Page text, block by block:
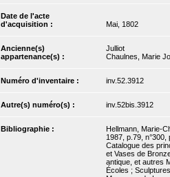
Date de l'acte
d'acquisition :
Mai, 1802
Ancienne(s)
appartenance(s) :
Julliot
Chaulnes, Marie
Numéro d'inventaire : inv.52.3912
Autre(s) numéro(s) : inv.52bis.3912
Bibliographie :
Hellmann, Marie-
1987, p.79, n°300,
Catalogue des
et Vases de
antique, et autres
Écoles ;